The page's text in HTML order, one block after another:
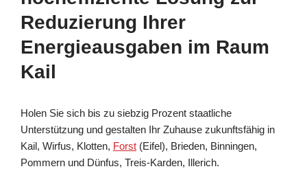
Reduzierung Ihrer
Energieausgaben im Raum
Kail
Holen Sie sich bis zu siebzig Prozent staatliche
Unterstützung und gestalten Ihr Zuhause zukunftsfähig in
Kail, Wirfus, Klotten, Forst (Eifel), Brieden, Binningen,
Pommern und Dünfus, Treis-Karden, Illerich.